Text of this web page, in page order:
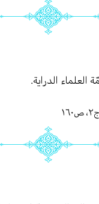
العلماء الدراية.
٢، ص١٦٠